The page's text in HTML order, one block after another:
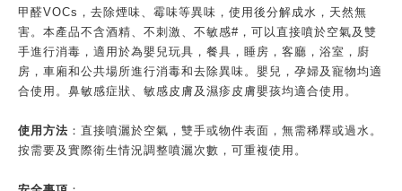
甲醛VOCs，去除煙味、霉味等異味，使用後分解成水，天然無
害。本產品不含酒精、不刺激、不敏感#，可以直接噴於空氣及雙
手進行消毒，適用於為嬰兒玩具，餐具，睡房，客廳，浴室，廚
房，車廂和公共場所進行消毒和去除異味。嬰兒，孕婦及寵物均適
合使用。鼻敏感症狀、敏感皮膚及濕疹皮膚嬰孩均適合使用。
使用方法 ：直接噴灑於空氣，雙手或物件表面，無需稀釋或過水。
按需要及實際衛生情況調整噴灑次數，可重複使用。